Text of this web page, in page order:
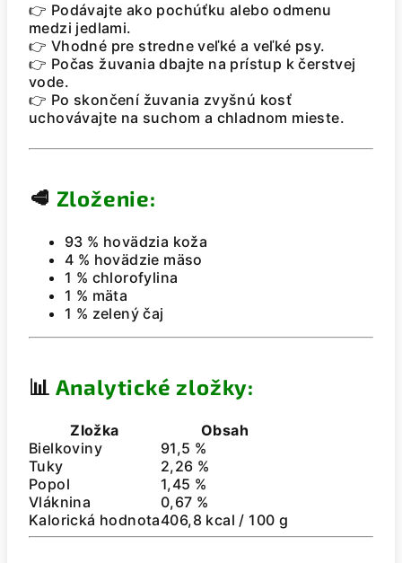
👉 Podávajte ako pochúťku alebo odmenu
medzi jedlami.
👉 Vhodné pre stredne veľké a veľké psy.
👉 Počas žuvania dbajte na prístup k čerstvej
vode.
👉 Po skončení žuvania zvyšnú kosť
uchovávajte na suchom a chladnom mieste.
🥩 Zloženie:
93 % hovädzia koža
4 % hovädzie mäso
1 % chlorofylina
1 % mäta
1 % zelený čaj
📊 Analytické zložky:
Zložka
Obsah
Bielkoviny
91,5 %
Tuky
2,26 %
Popol
1,45 %
Vláknina
0,67 %
Kalorická hodnota406,8 kcal / 100 g